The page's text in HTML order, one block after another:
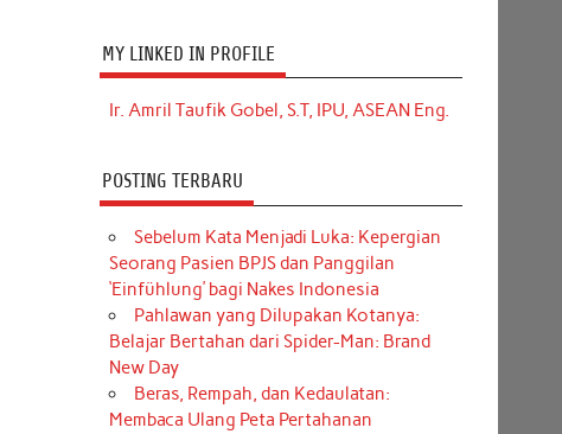
MY LINKED IN PROFILE
Ir. Amril Taufik Gobel, S.T, IPU, ASEAN Eng.
POSTING TERBARU
Sebelum Kata Menjadi Luka: Kepergian
Seorang Pasien BPJS dan Panggilan
‘Einfühlung’ bagi Nakes Indonesia
Pahlawan yang Dilupakan Kotanya:
Belajar Bertahan dari Spider-Man: Brand
New Day
Beras, Rempah, dan Kedaulatan:
Membaca Ulang Peta Pertahanan